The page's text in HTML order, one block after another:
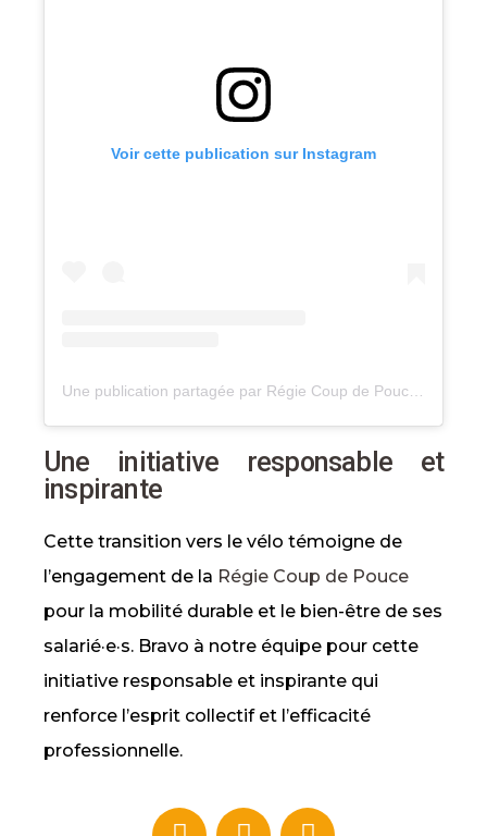
Voir cette publication sur Instagram
Une initiative responsable et
inspirante
Cette transition vers le vélo témoigne de
l’engagement de la Régie Coup de Pouce
pour la mobilité durable et le bien-être de ses
salarié·e·s. Bravo à notre équipe pour cette
initiative responsable et inspirante qui
renforce l’esprit collectif et l’efficacité
professionnelle.